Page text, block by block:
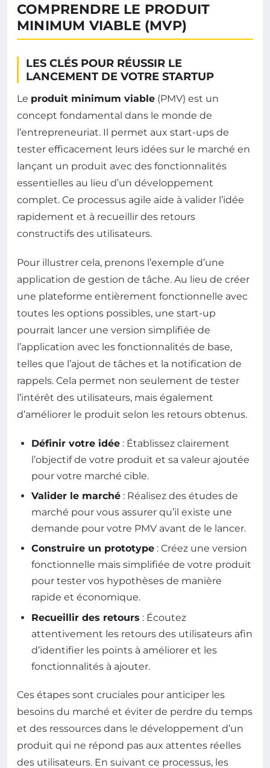
COMPRENDRE LE PRODUIT
MINIMUM VIABLE (MVP)
LES CLÉS POUR RÉUSSIR LE
LANCEMENT DE VOTRE STARTUP
Le produit minimum viable (PMV) est un
concept fondamental dans le monde de
l’entrepreneuriat. Il permet aux start-ups de
tester efficacement leurs idées sur le marché en
lançant un produit avec des fonctionnalités
essentielles au lieu d’un développement
complet. Ce processus agile aide à valider l’idée
rapidement et à recueillir des retours
constructifs des utilisateurs.
Pour illustrer cela, prenons l’exemple d’une
application de gestion de tâche. Au lieu de créer
une plateforme entièrement fonctionnelle avec
toutes les options possibles, une start-up
pourrait lancer une version simplifiée de
l’application avec les fonctionnalités de base,
telles que l’ajout de tâches et la notification de
rappels. Cela permet non seulement de tester
l’intérêt des utilisateurs, mais également
d’améliorer le produit selon les retours obtenus.
Définir votre idée : Établissez clairement
l’objectif de votre produit et sa valeur ajoutée
pour votre marché cible.
Valider le marché : Réalisez des études de
marché pour vous assurer qu’il existe une
demande pour votre PMV avant de le lancer.
Construire un prototype : Créez une version
fonctionnelle mais simplifiée de votre produit
pour tester vos hypothèses de manière
rapide et économique.
Recueillir des retours : Écoutez
attentivement les retours des utilisateurs afin
d’identifier les points à améliorer et les
fonctionnalités à ajouter.
Ces étapes sont cruciales pour anticiper les
besoins du marché et éviter de perdre du temps
et des ressources dans le développement d’un
produit qui ne répond pas aux attentes réelles
des utilisateurs. En suivant ce processus, les